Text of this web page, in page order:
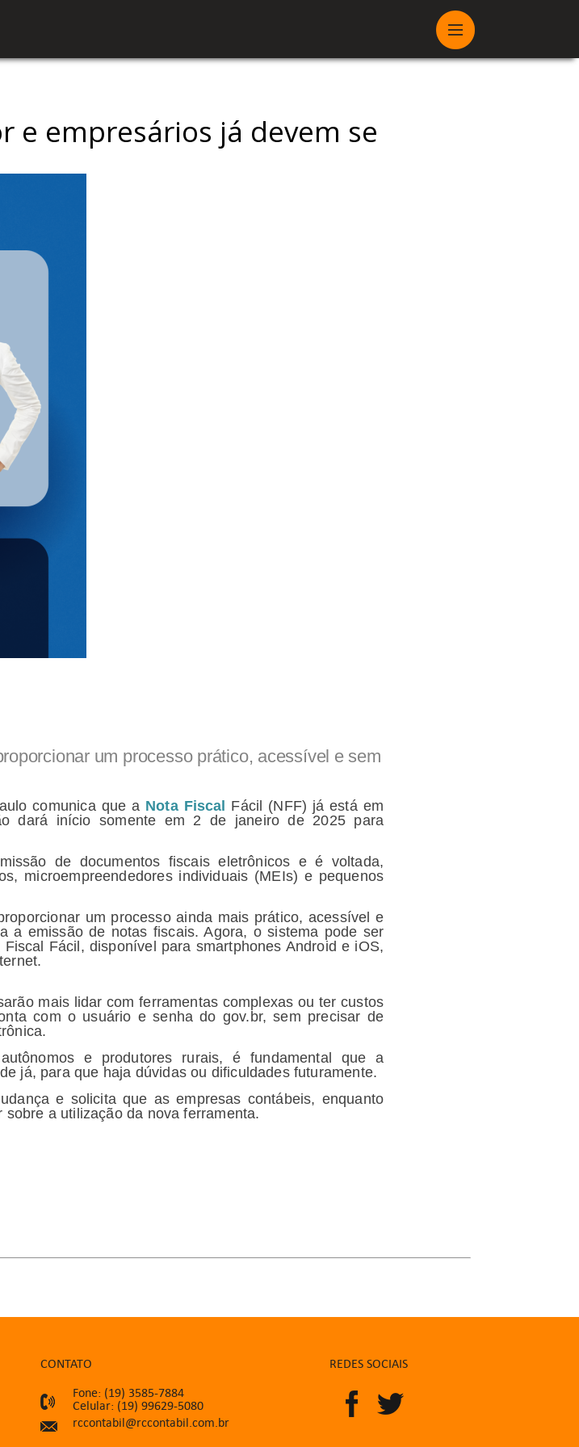
e empresários já devem se
um processo prático, acessível e sem
comunica que a Nota Fiscal
Fácil (NFF) já está em
dará início somente em 2 de janeiro de 2025 para
de documentos fiscais eletrônicos e é voltada,
microempreendedores individuais (MEIs) e pequenos
um processo ainda mais prático, acessível e
a emissão de notas fiscais. Agora, o sistema pode ser
Fácil, disponível para smartphones Android e iOS,
mais lidar com ferramentas complexas ou ter custos
com o usuário e senha do gov.br, sem precisar de
e produtores rurais, é fundamental que a
já, para que haja dúvidas ou dificuldades futuramente.
e solicita que as empresas contábeis, enquanto
a utilização da nova ferramenta.
CONTATO
Fone: (19) 3585-7884
Celular: (19) 99629-5080
rccontabil@rccontabil.com.br
REDES SOCIAIS